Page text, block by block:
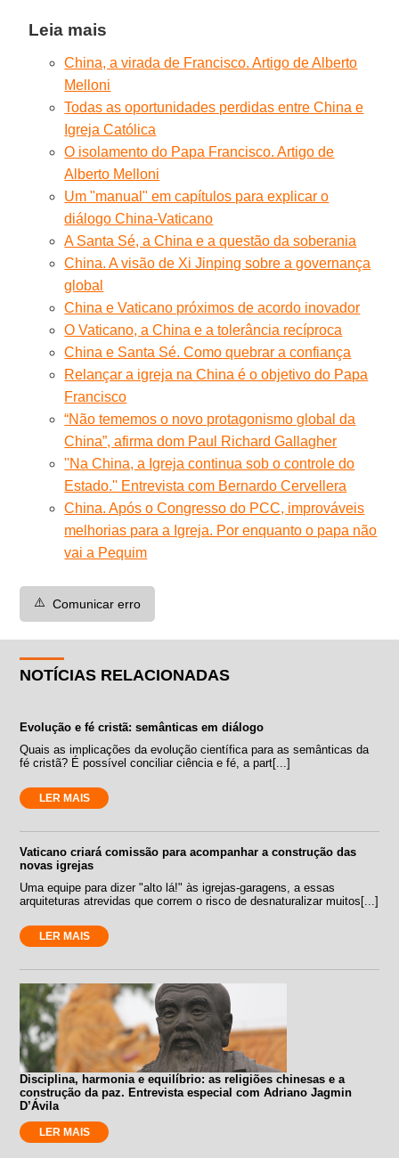
Leia mais
China, a virada de Francisco. Artigo de Alberto
Melloni
Todas as oportunidades perdidas entre China e
Igreja Católica
O isolamento do Papa Francisco. Artigo de
Alberto Melloni
Um "manual" em capítulos para explicar o
diálogo China-Vaticano
A Santa Sé, a China e a questão da soberania
China. A visão de Xi Jinping sobre a governança
global
China e Vaticano próximos de acordo inovador
O Vaticano, a China e a tolerância recíproca
China e Santa Sé. Como quebrar a confiança
Relançar a igreja na China é o objetivo do Papa
Francisco
“Não tememos o novo protagonismo global da
China”, afirma dom Paul Richard Gallagher
''Na China, a Igreja continua sob o controle do
Estado.'' Entrevista com Bernardo Cervellera
China. Após o Congresso do PCC, improváveis
melhorias para a Igreja. Por enquanto o papa não
vai a Pequim
⚠️ Comunicar erro
NOTÍCIAS RELACIONADAS
Evolução e fé cristã: semânticas em diálogo
Quais as implicações da evolução científica para as semânticas da
fé cristã? É possível conciliar ciência e fé, a part[...]
LER MAIS
Vaticano criará comissão para acompanhar a construção das
novas igrejas
Uma equipe para dizer "alto lá!" às igrejas-garagens, a essas
arquiteturas atrevidas que correm o risco de desnaturalizar muitos[...]
LER MAIS
Disciplina, harmonia e equilíbrio: as religiões chinesas e a
construção da paz. Entrevista especial com Adriano Jagmin
D’Ávila
LER MAIS